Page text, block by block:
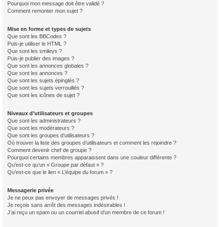
Pourquoi mon message doit être validé ?
Comment remonter mon sujet ?
Mise en forme et types de sujets
Que sont les BBCodes ?
Puis-je utiliser le HTML ?
Que sont les smileys ?
Puis-je publier des images ?
Que sont les annonces globales ?
Que sont les annonces ?
Que sont les sujets épinglés ?
Que sont les sujets verrouillés ?
Que sont les icônes de sujet ?
Niveaux d’utilisateurs et groupes
Que sont les administrateurs ?
Que sont les modérateurs ?
Que sont les groupes d’utilisateurs ?
Où trouver la liste des groupes d’utilisateurs et comment les rejoindre ?
Comment devenir chef de groupe ?
Pourquoi certains membres apparaissent dans une couleur différente ?
Qu’est-ce qu’un « Groupe par défaut » ?
Qu’est-ce que le lien « L’équipe du forum » ?
Messagerie privée
Je ne peux pas envoyer de messages privés !
Je reçois sans arrêt des messages indésirables !
J’ai reçu un spam ou un courriel abusif d’un membre de ce forum !